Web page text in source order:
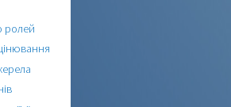
ролей